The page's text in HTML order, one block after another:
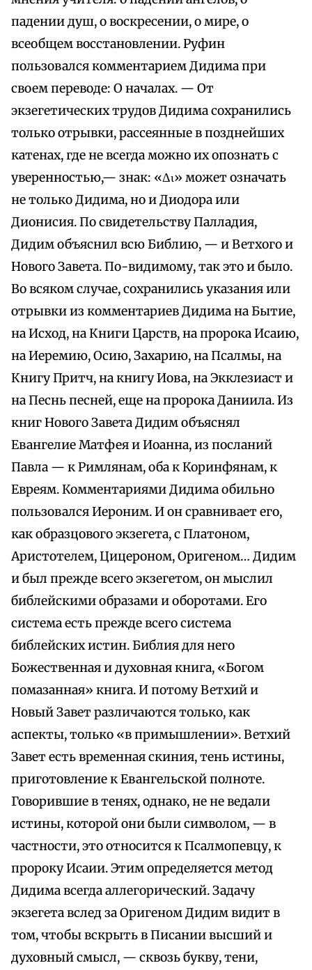
падении душ, о воскресении, о мире, о
всеобщем восстановлении. Руфин
пользовался комментарием Дидима при
своем переводе: О началах. — От
экзегетических трудов Дидима сохранились
только отрывки, рассеянные в позднейших
катенах, где не всегда можно их опознать с
уверенностью,— знак: «Δι» может означать
не только Дидима, но и Диодора или
Дионисия. По свидетельству Палладия,
Дидим объяснил всю Библию, — и Ветхого и
Нового Завета. По-видимому, так это и было.
Во всяком случае, сохранились указания или
отрывки из комментариев Дидима на Бытие,
на Исход, на Книги Царств, на пророка Исаию,
на Иеремию, Осию, Захарию, на Псалмы, на
Книгу Притч, на книгу Иова, на Экклезиаст и
на Песнь песней, еще на пророка Даниила. Из
книг Нового Завета Дидим объяснял
Евангелие Матфея и Иоанна, из посланий
Павла — к Римлянам, оба к Коринфянам, к
Евреям. Комментариями Дидима обильно
пользовался Иероним. И он сравнивает его,
как образцового экзегета, с Платоном,
Аристотелем, Цицероном, Оригеном… Дидим
и был прежде всего экзегетом, он мыслил
библейскими образами и оборотами. Его
система есть прежде всего система
библейских истин. Библия для него
Божественная и духовная книга, «Богом
помазанная» книга. И потому Ветхий и
Новый Завет различаются только, как
аспекты, только «в примышлении». Ветхий
Завет есть временная скиния, тень истины,
приготовление к Евангельской полноте.
Говорившие в тенях, однако, не не ведали
истины, которой они были символом, — в
частности, это относится к Псалмопевцу, к
пророку Исаии. Этим определяется метод
Дидима всегда аллегорический. Задачу
экзегета вслед за Оригеном Дидим видит в
том, чтобы вскрыть в Писании высший и
духовный смысл, — сквозь букву, тени,